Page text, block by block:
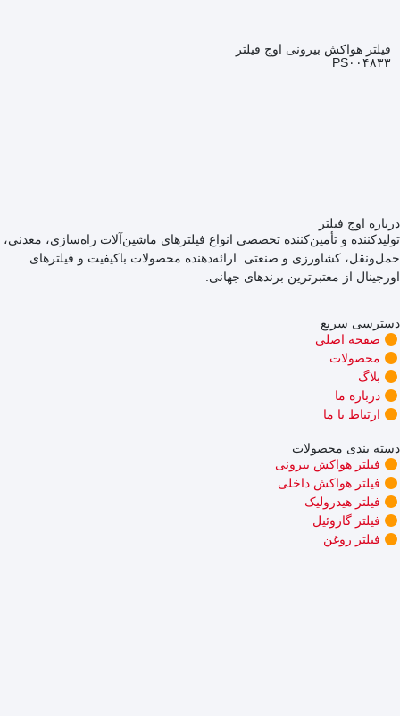
فیلتر هواکش بیرونی اوج فیلتر
PS۰۰۴۸۳۳
درباره اوج فیلتر
تولیدکننده و تأمین‌کننده تخصصی انواع فیلترهای ماشین‌آلات راه‌سازی، معدنی،
حمل‌ونقل، کشاورزی و صنعتی. ارائه‌دهنده محصولات باکیفیت و فیلترهای
اورجینال از معتبرترین برندهای جهانی.
دسترسی سریع
صفحه اصلی
محصولات
بلاگ
درباره ما
ارتباط با ما
دسته بندی محصولات
فیلتر هواکش بیرونی
فیلتر هواکش داخلی
فیلتر هیدرولیک
فیلتر گازوئیل
فیلتر روغن